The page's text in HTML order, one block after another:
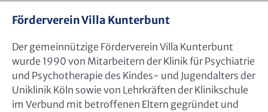
Förderverein Villa Kunterbunt
Der gemeinnützige Förderverein Villa Kunterbunt
wurde 1990 von Mitarbeitern der Klinik für Psychiatrie
und Psychotherapie des Kindes- und Jugendalters der
Uniklinik Köln sowie von Lehrkräften der Klinikschule
im Verbund mit betroffenen Eltern gegründet und